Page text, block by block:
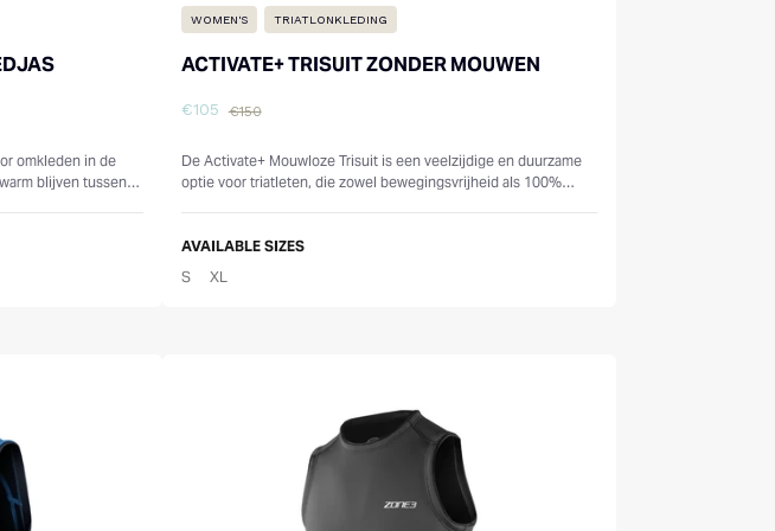
omkleden in de
blijven tussen
WOMEN'S TRIATLONKLEDING
ACTIVATE+ TRISUIT ZONDER MOUWEN
€150
€105
De Activate+ Mouwloze Trisuit is een veelzijdige en duurzame
optie voor triatleten, die zowel bewegingsvrijheid als 100%
AVAILABLE SIZES
S
XL